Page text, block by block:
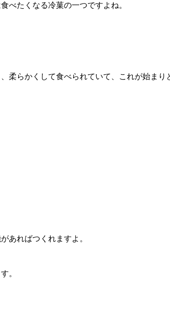
べたくなる冷菓の一つですよね。
柔らかくして食べられていて、これが始まり
あればつくれますよ。
。